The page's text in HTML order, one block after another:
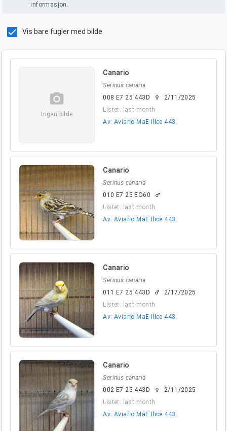
informasjon.
Vis bare fugler med bilde
camera_alt
Ingen bilde
Canario
Serinus canaria
008 E7 25 443D
female
2/11/2025
Listet: last month
Av: Aviario MaE Ilice 443.
Canario
Serinus canaria
010 E7 25 EO60
male
Listet: last month
Av: Aviario MaE Ilice 443.
Canario
Serinus canaria
011 E7 25 443D
male
2/17/2025
Listet: last month
Av: Aviario MaE Ilice 443.
Canario
Serinus canaria
002 E7 25 443D
female
2/11/2025
Listet: last month
Av: Aviario MaE Ilice 443.